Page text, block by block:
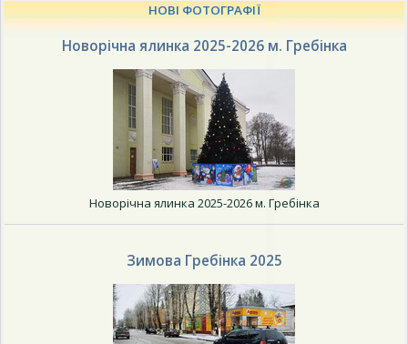
НОВІ ФОТОГРАФІЇ
Новорічна ялинка 2025-2026 м. Гребінка
Новорічна ялинка 2025-2026 м. Гребінка
Зимова Гребінка 2025